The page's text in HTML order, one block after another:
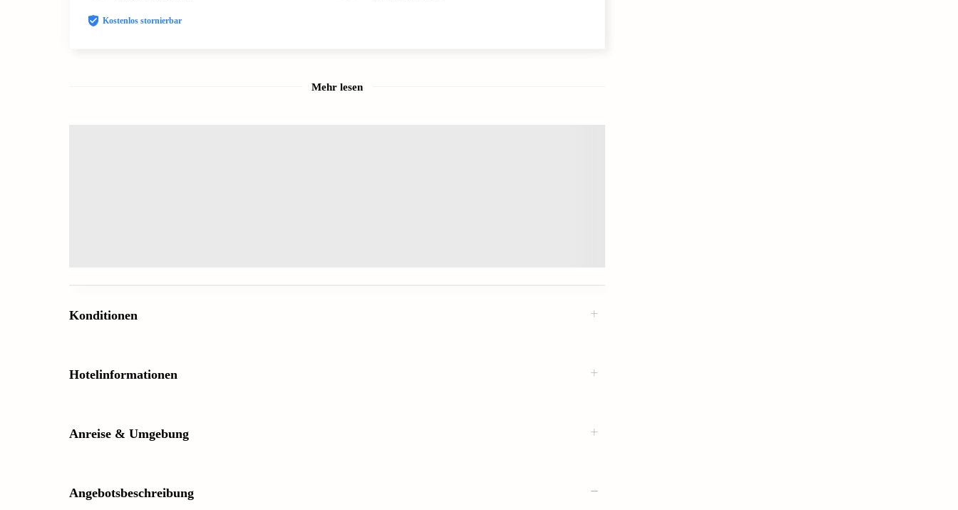
Kostenlos stornierbar
Mehr lesen
Konditionen
Hotelinformationen
Anreise & Umgebung
Angebotsbeschreibung